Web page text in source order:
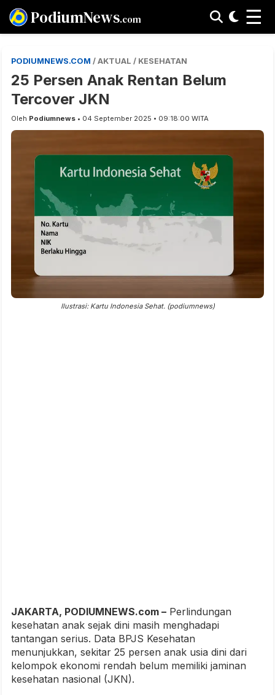
PodiumNews.com ☰
PODIUMNEWS.COM / AKTUAL / KESEHATAN
25 Persen Anak Rentan Belum
Tercover JKN
Oleh Podiumnews • 04 September 2025 • 09:18:00 WITA
Ilustrasi: Kartu Indonesia Sehat. (podiumnews)
JAKARTA, PODIUMNEWS.com – Perlindungan
kesehatan anak sejak dini masih menghadapi
tantangan serius. Data BPJS Kesehatan
menunjukkan, sekitar 25 persen anak usia dini dari
kelompok ekonomi rendah belum memiliki jaminan
kesehatan nasional (JKN).